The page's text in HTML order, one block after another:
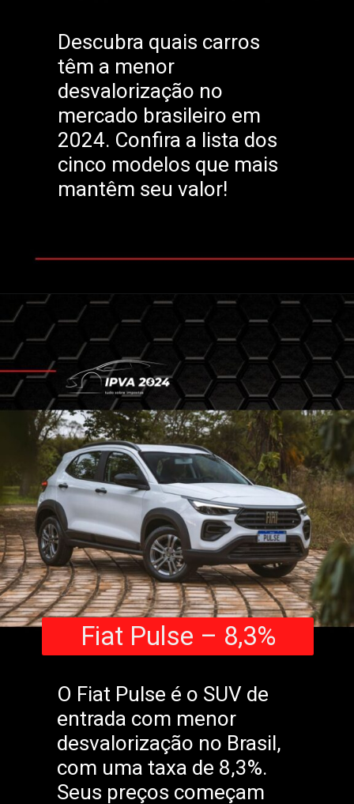
Descubra quais carros
têm a menor
desvalorização no
mercado brasileiro em
2024. Confira a lista dos
cinco modelos que mais
mantêm seu valor!
O Fiat Pulse é o SUV de
entrada com menor
desvalorização no Brasil,
com uma taxa de 8,3%.
Seus preços começam
Fiat Pulse – 8,3%